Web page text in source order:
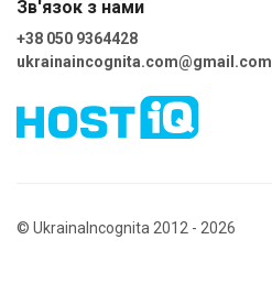
Зв'язок з нами
+38 050 9364428
ukrainaincognita.com@gmail.com
© UkrainaIncognita 2012 - 2026